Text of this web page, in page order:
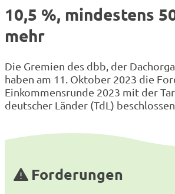
10,5 %, mindestens
mehr
Die Gremien des dbb, der
haben am 11. Oktober 2023 die
Einkommensrunde 2023 mit der
deutscher Länder (TdL)
Forderungen